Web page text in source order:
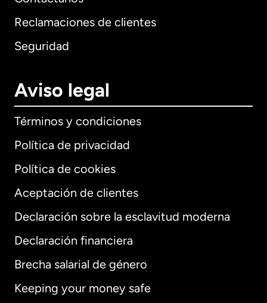
Reclamaciones de clientes
Seguridad
Aviso legal
Términos y condiciones
Política de privacidad
Política de cookies
Aceptación de clientes
Declaración sobre la esclavitud moderna
Declaración financiera
Brecha salarial de género
Keeping your money safe
Internacional English
Alemania